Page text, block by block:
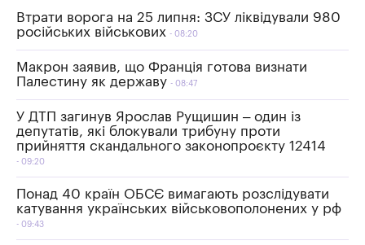
Втрати ворога на 25 липня: ЗСУ ліквідували 980
російських військових
08:20
Макрон заявив, що Франція готова визнати
Палестину як державу
08:47
У ДТП загинув Ярослав Рущишин – один із
депутатів, які блокували трибуну проти
прийняття скандального законопроєкту 12414
09:20
Понад 40 країн ОБСЄ вимагають розслідувати
катування українських військовополонених у рф
09:43